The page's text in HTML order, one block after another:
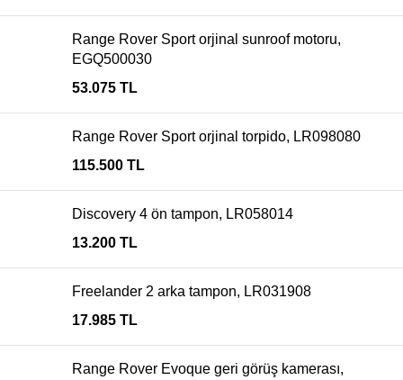
Range Rover Sport orjinal sunroof motoru,
EGQ500030
53.075 TL
Range Rover Sport orjinal torpido, LR098080
115.500 TL
Discovery 4 ön tampon, LR058014
13.200 TL
Freelander 2 arka tampon, LR031908
17.985 TL
Range Rover Evoque geri görüş kamerası,